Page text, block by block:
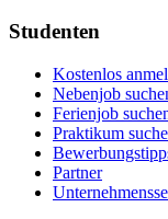
Studenten
Kostenlos
Nebenjob
Ferienjob
Praktikum
Partner